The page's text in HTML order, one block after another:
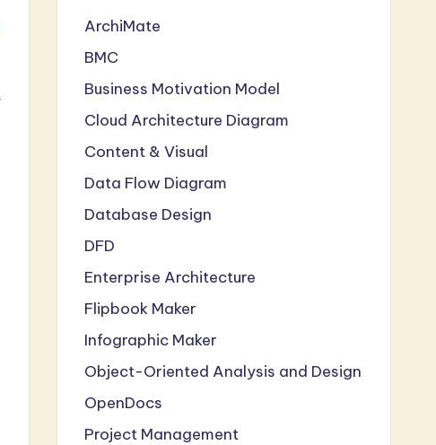
ArchiMate
BMC
Business Motivation Model
Cloud Architecture Diagram
Content & Visual
Data Flow Diagram
Database Design
DFD
Enterprise Architecture
Flipbook Maker
Infographic Maker
Object-Oriented Analysis and Design
OpenDocs
Project Management